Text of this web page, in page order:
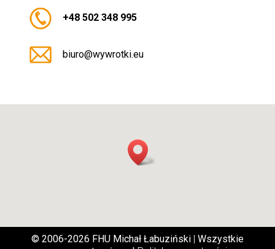
+48 502 348 995
biuro@wywrotki.eu
© 2006-2026 FHU Michał Łabuziński | Wszystkie